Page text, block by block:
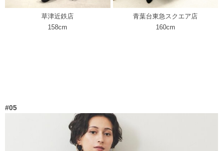
草津近鉄店
158cm
青葉台東急スクエア店
160cm
#05